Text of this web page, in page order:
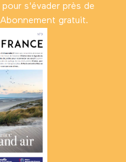
s'évader près de
gratuit.